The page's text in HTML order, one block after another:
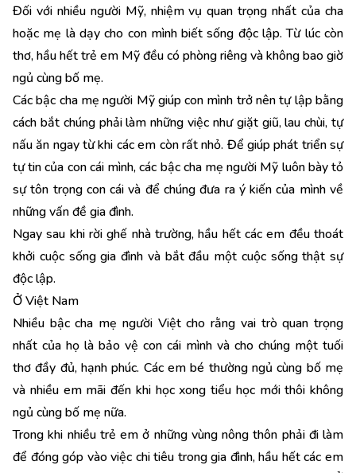
Đối với nhiều người Mỹ, nhiệm vụ quan trọng nhất của cha
hoặc mẹ là dạy cho con mình biết sống độc lập. Từ lúc còn
thơ, hầu hết trẻ em Mỹ đều có phòng riêng và không bao giờ
ngủ cùng bố mẹ.
Các bậc cha mẹ người Mỹ giúp con mình trở nên tự lập bằng
cách bắt chúng phải làm những việc như giặt giũ, lau chùi, tự
nấu ăn ngay từ khi các em còn rất nhỏ. Để giúp phát triển sự
tự tin của con cái mình, các bậc cha mẹ người Mỹ luôn bày tỏ
sự tôn trọng con cái và để chúng đưa ra ý kiến của mình về
những vấn đề gia đình.
Ngay sau khi rời ghế nhà trường, hầu hết các em đều thoát
khởi cuộc sống gia đình và bắt đầu một cuộc sống thật sự
độc lập.
Ở Việt Nam
Nhiều bậc cha mẹ người Việt cho rằng vai trò quan trọng
nhất của họ là bảo vệ con cái mình và cho chúng một tuối
thơ đầy đủ, hạnh phúc. Các em bé thường ngủ cùng bố mẹ
và nhiều em mãi đến khi học xong tiểu học mới thôi không
ngủ cùng bố mẹ nữa.
Trong khi nhiều trẻ em ở những vùng nông thôn phải đi làm
để đóng góp vào việc chi tiêu trong gia đình, hầu hết các em